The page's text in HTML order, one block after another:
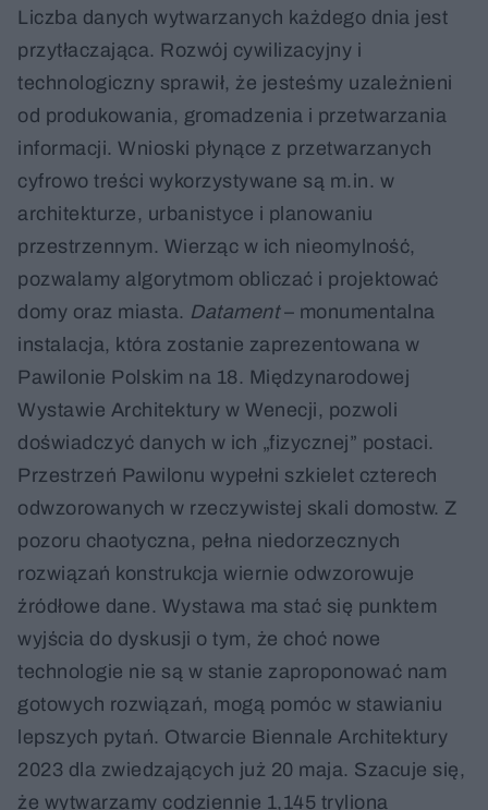
Liczba danych wytwarzanych każdego dnia jest
przytłaczająca. Rozwój cywilizacyjny i
technologiczny sprawił, że jesteśmy uzależnieni
od produkowania, gromadzenia i przetwarzania
informacji. Wnioski płynące z przetwarzanych
cyfrowo treści wykorzystywane są m.in. w
architekturze, urbanistyce i planowaniu
przestrzennym. Wierząc w ich nieomylność,
pozwalamy algorytmom obliczać i projektować
domy oraz miasta. Datament– monumentalna
instalacja, która zostanie zaprezentowana w
Pawilonie Polskim na 18. Międzynarodowej
Wystawie Architektury w Wenecji, pozwoli
doświadczyć danych w ich „fizycznej” postaci.
Przestrzeń Pawilonu wypełni szkielet czterech
odwzorowanych w rzeczywistej skali domostw. Z
pozoru chaotyczna, pełna niedorzecznych
rozwiązań konstrukcja wiernie odwzorowuje
źródłowe dane. Wystawa ma stać się punktem
wyjścia do dyskusji o tym, że choć nowe
technologie nie są w stanie zaproponować nam
gotowych rozwiązań, mogą pomóc w stawianiu
lepszych pytań. Otwarcie Biennale Architektury
2023 dla zwiedzających już 20 maja. Szacuje się,
że wytwarzamy codziennie 1,145 tryliona